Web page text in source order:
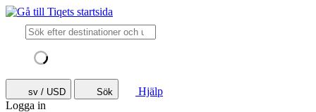
sv / USD Sök
Hjälp
Logga in